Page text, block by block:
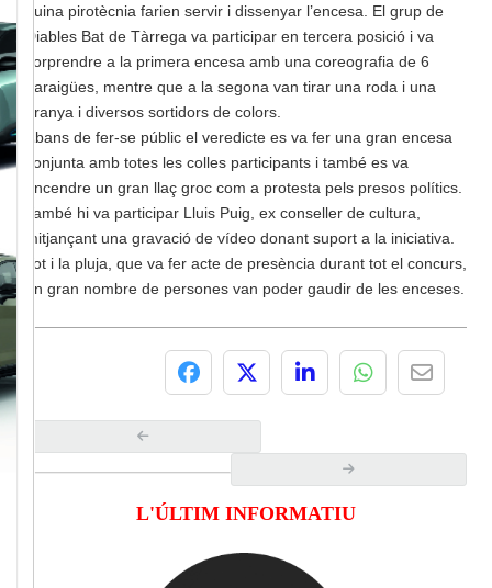
quina pirotècnia farien servir i dissenyar l’encesa. El grup de
Diables Bat de Tàrrega va participar en tercera posició i va
sorprendre a la primera encesa amb una coreografia de 6
paraigües, mentre que a la segona van tirar una roda i una
aranya i diversos sortidors de colors.
Abans de fer-se públic el veredicte es va fer una gran encesa
conjunta amb totes les colles participants i també es va
encendre un gran llaç groc com a protesta pels presos polítics.
També hi va participar Lluis Puig, ex conseller de cultura,
mitjançant una gravació de vídeo donant suport a la iniciativa.
Tot i la pluja, que va fer acte de presència durant tot el concurs,
un gran nombre de persones van poder gaudir de les enceses.
L'ÚLTIM INFORMATIU